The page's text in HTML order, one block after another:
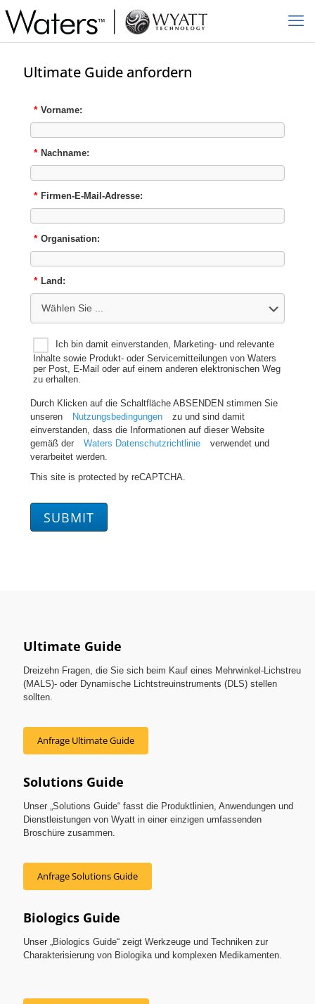
Ultimate Guide anfordern
* Vorname:
* Nachname:
* Firmen-E-Mail-Adresse:
* Organisation:
* Land:
Ich bin damit einverstanden, Marketing- und relevante
Inhalte sowie Produkt- oder Servicemitteilungen von Waters
per Post, E-Mail oder auf einem anderen elektronischen Weg
zu erhalten.
Durch Klicken auf die Schaltfläche ABSENDEN stimmen Sie
unseren
Nutzungsbedingungen
zu und sind damit
einverstanden, dass die Informationen auf dieser Website
gemäß der
Waters Datenschutzrichtlinie
verwendet und
verarbeitet werden.
This site is protected by reCAPTCHA.
SUBMIT
Ultimate Guide
Dreizehn Fragen, die Sie sich beim Kauf eines Mehrwinkel-Lichstreu
(MALS)- oder Dynamische Lichtstreuinstruments (DLS) stellen
sollten.
Anfrage Ultimate Guide
Solutions Guide
Unser „Solutions Guide“ fasst die Produktlinien, Anwendungen und
Dienstleistungen von Wyatt in einer einzigen umfassenden
Broschüre zusammen.
Anfrage Solutions Guide
Biologics Guide
Unser „Biologics Guide“ zeigt Werkzeuge und Techniken zur
Charakterisierung von Biologika und komplexen Medikamenten.